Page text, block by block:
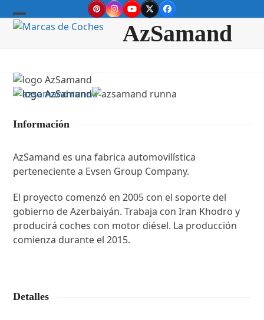
to
PinterestInstagram
YouTube
TwitterFacebook
Open
Close
AzSamand
Información
AzSamand es una fabrica automovilística
perteneciente a Evsen Group Company.
El proyecto comenzó en 2005 con el soporte del
gobierno de Azerbaiyán. Trabaja con Iran Khodro y
producirá coches con motor diésel. La producción
comienza durante el 2015.
Detalles